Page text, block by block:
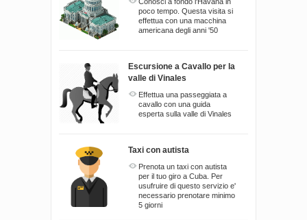
poco tempo. Questa visita si
effettua con una macchina
americana degli anni '50
Escursione a Cavallo per la
valle di Vinales
Effettua una passeggiata a
cavallo con una guida
esperta sulla valle di Vinales
Taxi con autista
Prenota un taxi con autista
per il tuo giro a Cuba. Per
usufruire di questo servizio e'
necessario prenotare minimo
5 giorni